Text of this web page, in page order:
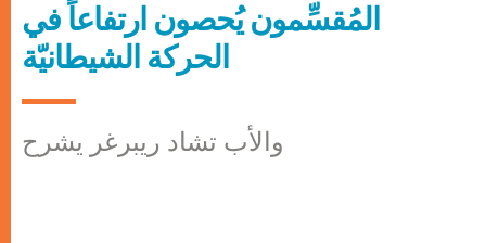
المُقسِّمون يُحصون ارتفاعاً في
الحركة الشيطانيّة
والأب تشاد ريبرغر يشرح